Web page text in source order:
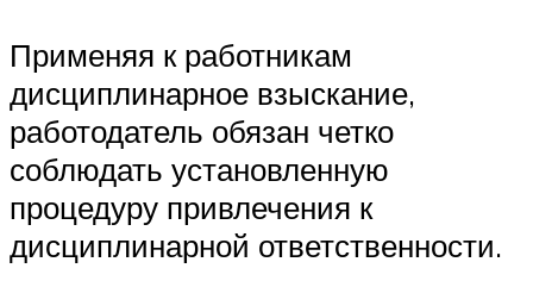
Применяя к работникам
дисциплинарное взыскание,
работодатель обязан четко
соблюдать установленную
процедуру привлечения к
дисциплинарной ответственности.